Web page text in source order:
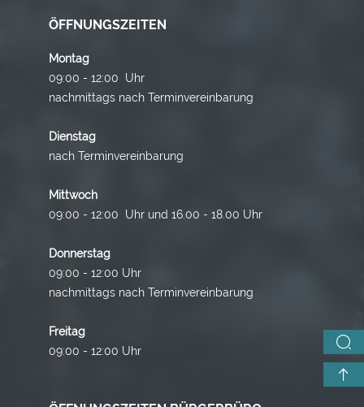
ÖFFNUNGSZEITEN
Montag
09:00 - 12:00 Uhr
nachmittags nach Terminvereinbarung
Dienstag
nach Terminvereinbarung
Mittwoch
09:00 - 12:00 Uhr und 16.00 - 18.00 Uhr
Donnerstag
09:00 - 12:00 Uhr
nachmittags nach Terminvereinbarung
Freitag
09:00 - 12:00 Uhr